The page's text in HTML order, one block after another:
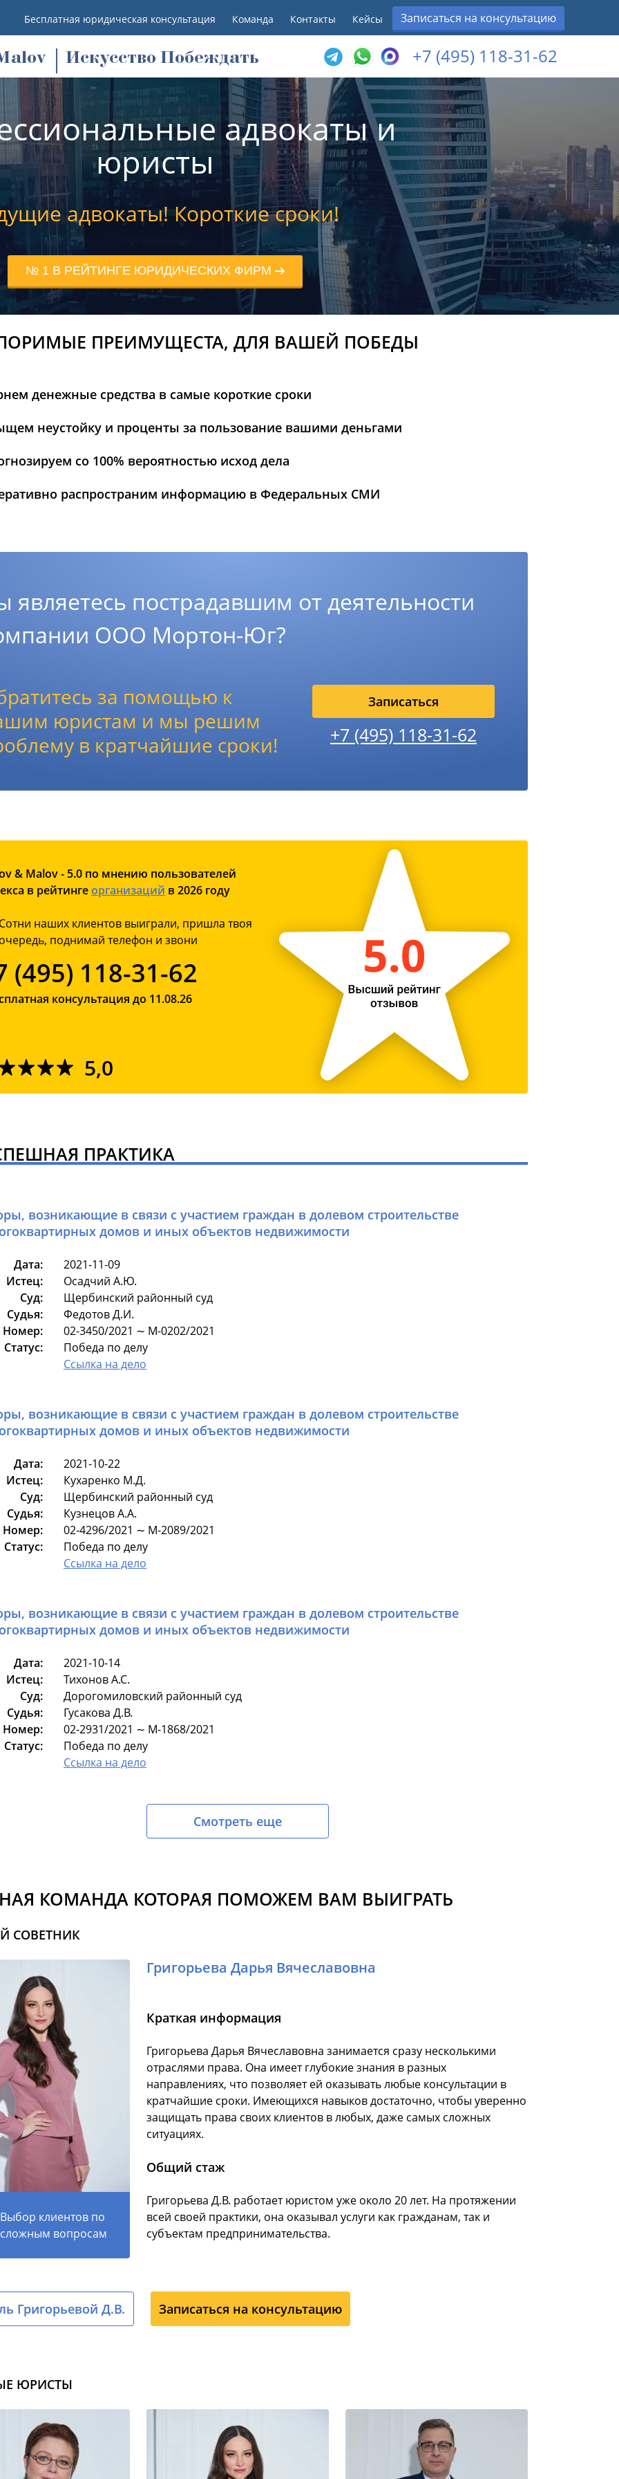
Бесплатная юридическая консультация Команда Контакты Кейсы Записаться на консультацию
alov Искусство Побеждать +7 (495) 118-31-62
адвокаты и
юристы
адвокаты! Короткие сроки!
№ 1 В РЕЙТИНГЕ ЮРИДИЧЕСКИХ ФИРМ
ПРЕИМУЩЕСТА, ДЛЯ ВАШЕЙ ПОБЕДЫ
денежные средства в самые короткие сроки
неустойку и проценты за пользование вашими деньгами
со 100% вероятностью исход дела
распространим информацию в Федеральных СМИ
являетесь пострадавшим от деятельности
ООО Мортон-Юг?
за помощью к
юристам и мы решим
в кратчайшие сроки!
Записаться
+7 (495) 118-31-62
& Malov - 5.0 по мнению пользователей
в рейтингеорганизаций в 2026 году
Сотни наших клиентов выиграли, пришла твоя
очередь, поднимай телефон и звони
(495) 118-31-62
консультация до 11.08.26
5,0
ПРАКТИКА
возникающие в связи с участием граждан в долевом строительстве
домов и иных объектов недвижимости
Дата:
2021-11-09
Истец:
Осадчий А.Ю.
Суд:
Щербинский районный суд
Судья:
Федотов Д.И.
Номер:
02-3450/2021 ∼ М-0202/2021
Статус:
Победа по делу
Ссылка на дело
возникающие в связи с участием граждан в долевом строительстве
домов и иных объектов недвижимости
Дата:
2021-10-22
Истец:
Кухаренко М.Д.
Суд:
Щербинский районный суд
Судья:
Кузнецов А.А.
Номер:
02-4296/2021 ∼ М-2089/2021
Статус:
Победа по делу
Ссылка на дело
возникающие в связи с участием граждан в долевом строительстве
домов и иных объектов недвижимости
Дата:
2021-10-14
Истец:
Тихонов А.С.
Суд:
Дорогомиловский районный суд
Судья:
Гусакова Д.В.
Номер:
02-2931/2021 ∼ М-1868/2021
Статус:
Победа по делу
Ссылка на дело
Смотреть еще
КОМАНДА КОТОРАЯ ПОМОЖЕМ ВАМ ВЫИГРАТЬ
СОВЕТНИК
Выбор клиентов по
сложным вопросам
Григорьева Дарья Вячеславовна
Краткая информация
Григорьева Дарья Вячеславовна занимается сразу несколькими
отраслями права. Она имеет глубокие знания в разных
направлениях, что позволяет ей оказывать любые консультации в
кратчайшие сроки. Имеющихся навыков достаточно, чтобы уверенно
защищать права своих клиентов в любых, даже самых сложных
ситуациях.
Общий стаж
Григорьева Д.В. работает юристом уже около 20 лет. На протяжении
всей своей практики, она оказывал услуги как гражданам, так и
субъектам предпринимательства.
Григорьевой Д.В. Записаться на консультацию
ЮРИСТЫ